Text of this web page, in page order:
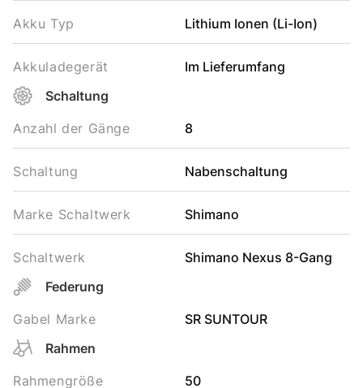
Akku Typ Lithium Ionen (Li-Ion)
Akkuladegerät
Im Lieferumfang
Schaltung
Anzahl der Gänge
8
Schaltung Nabenschaltung
Marke Schaltwerk Shimano
Schaltwerk
Shimano Nexus 8-Gang
Federung
Gabel Marke
SR SUNTOUR
Rahmen
Rahmengröße
50